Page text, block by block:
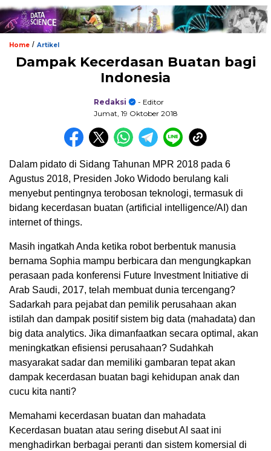
Home / Artikel
Dampak Kecerdasan Buatan bagi
Indonesia
Redaksi
- Editor
Jumat, 19 Oktober 2018
Dalam pidato di Sidang Tahunan MPR 2018 pada 6
Agustus 2018, Presiden Joko Widodo berulang kali
menyebut pentingnya terobosan teknologi, termasuk di
bidang kecerdasan buatan (artificial intelligence/AI) dan
internet of things.
Masih ingatkah Anda ketika robot berbentuk manusia
bernama Sophia mampu berbicara dan mengungkapkan
perasaan pada konferensi Future Investment Initiative di
Arab Saudi, 2017, telah membuat dunia tercengang?
Sadarkah para pejabat dan pemilik perusahaan akan
istilah dan dampak positif sistem big data (mahadata) dan
big data analytics. Jika dimanfaatkan secara optimal, akan
meningkatkan efisiensi perusahaan? Sudahkah
masyarakat sadar dan memiliki gambaran tepat akan
dampak kecerdasan buatan bagi kehidupan anak dan
cucu kita nanti?
Memahami kecerdasan buatan dan mahadata
Kecerdasan buatan atau sering disebut AI saat ini
menghadirkan berbagai peranti dan sistem komersial di